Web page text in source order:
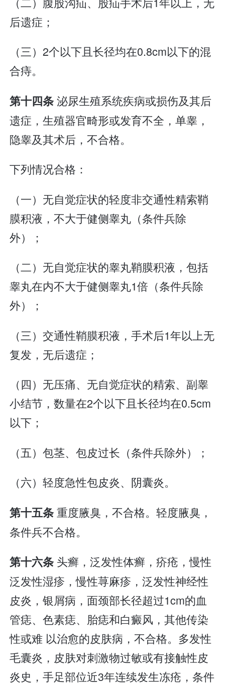
后遗症；
（三）2个以下且长径均在0.8cm以下的混
合痔。
第十四条泌尿生殖系统疾病或损伤及其后
遗症，生殖器官畸形或发育不全，单睾，
隐睾及其术后，不合格。
下列情况合格：
（一）无自觉症状的轻度非交通性精索鞘
膜积液，不大于健侧睾丸（条件兵除
外）；
（二）无自觉症状的睾丸鞘膜积液，包括
睾丸在内不大于健侧睾丸1倍（条件兵除
外）；
（三）交通性鞘膜积液，手术后1年以上无
复发，无后遗症；
（四）无压痛、无自觉症状的精索、副睾
小结节，数量在2个以下且长径均在0.5cm
以下；
（五）包茎、包皮过长（条件兵除外）；
（六）轻度急性包皮炎、阴囊炎。
第十五条重度腋臭，不合格。轻度腋臭，
条件兵不合格。
第十六条 头癣，泛发性体癣，疥疮，慢性
泛发性湿疹，慢性荨麻疹，泛发性神经性
皮炎，银屑病，面颈部长径超过1cm的血
管痣、色素痣、胎痣和白癜风，其他传染
性或难 以治愈的皮肤病，不合格。多发性
毛囊炎，皮肤对刺激物过敏或有接触性皮
炎史，手足部位近3年连续发生冻疮，条件